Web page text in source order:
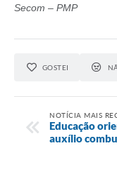
Secom – PMP
GOSTEI
NOTÍCIA MAIS
Educação
auxílio